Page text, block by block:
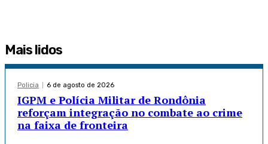
Mais lidos
Policia 6 de agosto de 2026
IGPM e Polícia Militar de Rondônia
reforçam integração no combate ao crime
na faixa de fronteira